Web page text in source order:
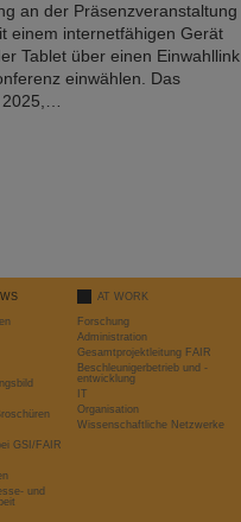
an der Präsenzveranstaltung
einem internetfähigen Gerät
Tablet über einen Einwahllink
einwählen. Das
GSI/FAIR
und
AT WORK
Forschung
Administration
Gesamtprojektleitung FAIR
Beschleunigerbetrieb und -
entwicklung
IT
Organisation
Wissenschaftliche Netzwerke